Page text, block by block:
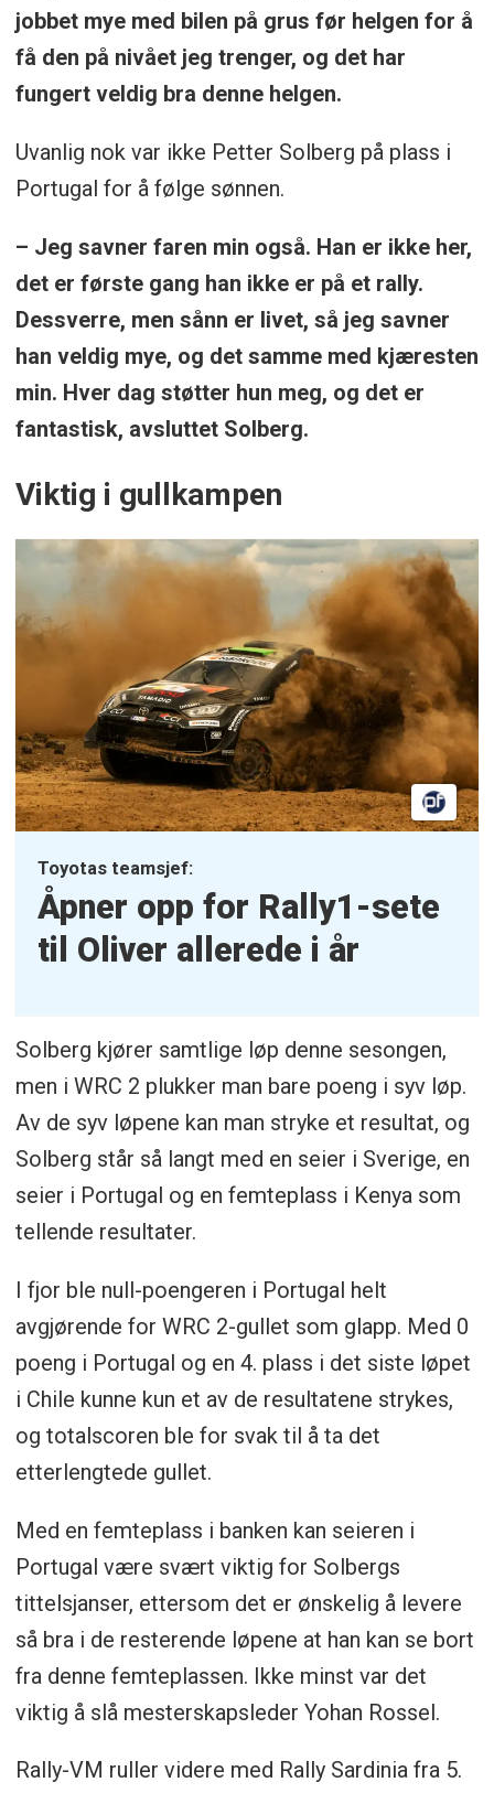
jobbet mye med bilen på grus før helgen for å
få den på nivået jeg trenger, og det har
fungert veldig bra denne helgen.
Uvanlig nok var ikke Petter Solberg på plass i
Portugal for å følge sønnen.
– Jeg savner faren min også. Han er ikke her,
det er første gang han ikke er på et rally.
Dessverre, men sånn er livet, så jeg savner
han veldig mye, og det samme med kjæresten
min. Hver dag støtter hun meg, og det er
fantastisk, avsluttet Solberg.
Viktig i gullkampen
Toyotas teamsjef:
Åpner opp for Rally1-sete
til Oliver allerede i år
Solberg kjører samtlige løp denne sesongen,
men i WRC 2 plukker man bare poeng i syv løp.
Av de syv løpene kan man stryke et resultat, og
Solberg står så langt med en seier i Sverige, en
seier i Portugal og en femteplass i Kenya som
tellende resultater.
I fjor ble null-poengeren i Portugal helt
avgjørende for WRC 2-gullet som glapp. Med 0
poeng i Portugal og en 4. plass i det siste løpet
i Chile kunne kun et av de resultatene strykes,
og totalscoren ble for svak til å ta det
etterlengtede gullet.
Med en femteplass i banken kan seieren i
Portugal være svært viktig for Solbergs
tittelsjanser, ettersom det er ønskelig å levere
så bra i de resterende løpene at han kan se bort
fra denne femteplassen. Ikke minst var det
viktig å slå mesterskapsleder Yohan Rossel.
Rally-VM ruller videre med Rally Sardinia fra 5.